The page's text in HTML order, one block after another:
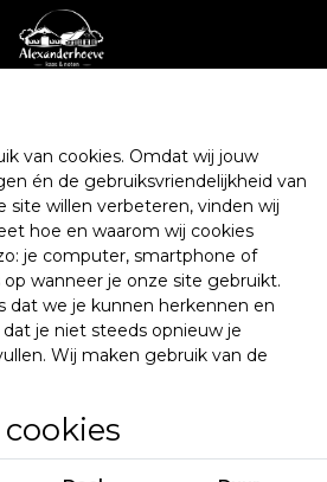
van cookies. Omdat wij jouw
én de gebruiksvriendelijkheid van
site willen verbeteren, vinden wij
hoe en waarom wij cookies
je computer, smartphone of
wanneer je onze site gebruikt.
dat we je kunnen herkennen en
je niet steeds opnieuw je
Wij maken gebruik van de